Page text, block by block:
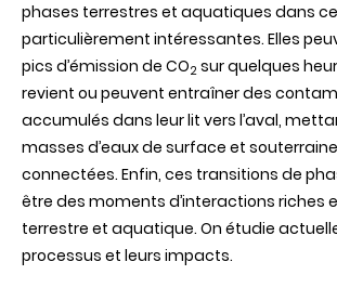
phases terrestres et aquatiques dans
particulièrement intéressantes. Elles
pics d’émission de CO2 sur quelques
revient ou peuvent entraîner des
accumulés dans leur lit vers l’aval,
masses d’eaux de surface et
connectées. Enfin, ces transitions de
être des moments d’interactions riches
terrestre et aquatique. On étudie
processus et leurs impacts.